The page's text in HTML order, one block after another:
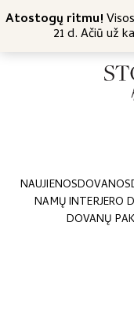
Atostogų ritmu!
21 d. Ačiū už
Nemokamas
NAUJIENOSDOVANOS
NAMŲ INTERJERO
DOVANŲ